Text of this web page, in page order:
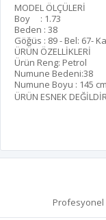
MODEL ÖLÇÜLERİ
Boy : 1.73
Beden : 38
Göğüs : 89 - Bel: 67-
ÜRÜN ÖZELLİKLERİ
Ürün Reng: Petrol
Numune Bedeni:38
Numune Boyu : 145 cm
ÜRÜN ESNEK DEĞİLDİR
Profesyonel